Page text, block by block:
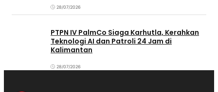
28/07/2026
PTPN IV PalmCo Siaga Karhutla, Kerahkan
Teknologi AI dan Patroli 24 Jam di
Kalimantan
28/07/2026